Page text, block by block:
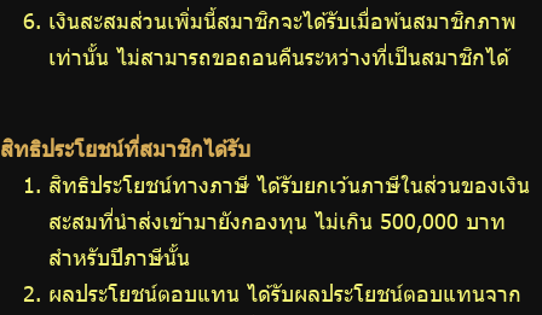
เงินสะสมส่วนเพิ่มนี้สมาชิกจะได้รับเมื่อพ้นสมาชิกภาพ
เท่านั้น ไม่สามารถขอถอนคืนระหว่างที่เป็นสมาชิกได้
สิทธิประโยชน์ที่สมาชิกได้รับ
สิทธิประโยชน์ทางภาษี ได้รับยกเว้นภาษีในส่วนของเงิน
สะสมที่นำส่งเข้ามายังกองทุน ไม่เกิน 500,000 บาท
สำหรับปีภาษีนั้น
ผลประโยชน์ตอบแทน ได้รับผลประโยชน์ตอบแทนจาก